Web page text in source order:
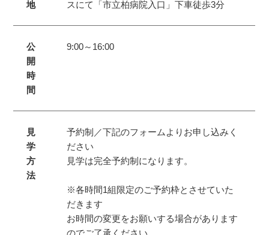
地
スにて「市立柏病院入口」下車徒歩3分
公
開
時
間
9:00～16:00
見
学
方
法
予約制／下記のフォームよりお申し込みく
ださい
見学は完全予約制になります。
※各時間1組限定のご予約枠とさせていた
だきます
お時間の変更をお願いする場合があります
のでご了承ください